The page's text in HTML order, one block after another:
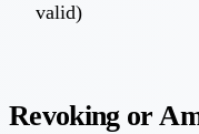
valid)
Revoking or